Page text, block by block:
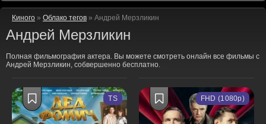
Киного » Облако тегов » Андрей Мерзликин
Андрей Мерзликин
Полная фильмография актера. Вы можете смотреть онлайн все фильмы с
Андрей Мерзликин, собвершенно бесплатно.
TS FHD (1080p)